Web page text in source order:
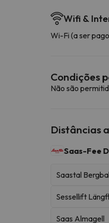
Wifi &
Wi-Fi (a ser
Condições
Não são
Distâncias
Saas-Fee
Saastal
Sessellift
Saas Almagell